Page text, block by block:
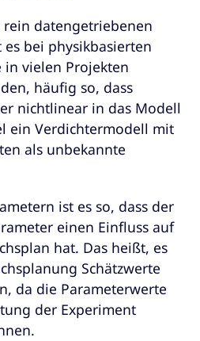
rein datengetriebenen
bei physikbasierten
vielen Projekten
häufig so, dass
nichtlinear in das Modell
ein Verdichtermodell mit
als unbekannte
ist es so, dass der
einen Einfluss auf
hat. Das heißt, es
Schätzwerte
da die Parameterwerte
der Experiment